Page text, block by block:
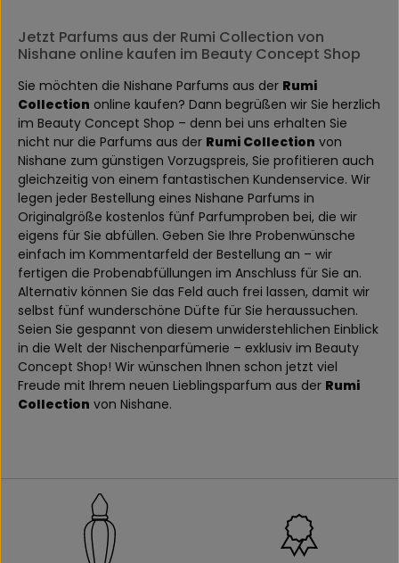
Jetzt Parfums aus der Rumi Collection von
Nishane online kaufen im Beauty Concept Shop
Sie möchten die Nishane Parfums aus der Rumi
Collection online kaufen? Dann begrüßen wir Sie herzlich
im Beauty Concept Shop – denn bei uns erhalten Sie
nicht nur die Parfums aus der Rumi Collection von
Nishane zum günstigen Vorzugspreis, Sie profitieren auch
gleichzeitig von einem fantastischen Kundenservice. Wir
legen jeder Bestellung eines Nishane Parfums in
Originalgröße kostenlos fünf Parfumproben bei, die wir
eigens für Sie abfüllen. Geben Sie Ihre Probenwünsche
einfach im Kommentarfeld der Bestellung an – wir
fertigen die Probenabfüllungen im Anschluss für Sie an.
Alternativ können Sie das Feld auch frei lassen, damit wir
selbst fünf wunderschöne Düfte für Sie heraussuchen.
Seien Sie gespannt von diesem unwiderstehlichen Einblick
in die Welt der Nischenparfümerie – exklusiv im Beauty
Concept Shop! Wir wünschen Ihnen schon jetzt viel
Freude mit Ihrem neuen Lieblingsparfum aus der Rumi
Collection von Nishane.